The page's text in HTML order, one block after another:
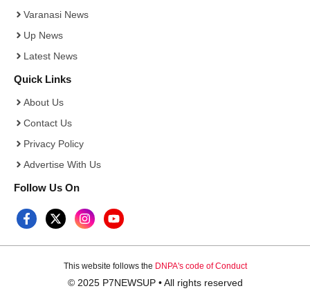
Varanasi News
Up News
Latest News
Quick Links
About Us
Contact Us
Privacy Policy
Advertise With Us
Follow Us On
This website follows the DNPA's code of Conduct
© 2025 P7NEWSUP • All rights reserved